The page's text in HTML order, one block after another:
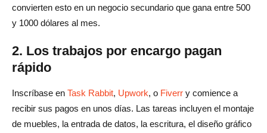
convierten esto en un negocio secundario que gana entre 500
y 1000 dólares al mes.
2. Los trabajos por encargo pagan
rápido
Inscríbase en Task Rabbit, Upwork, o Fiverr y comience a
recibir sus pagos en unos días. Las tareas incluyen el montaje
de muebles, la entrada de datos, la escritura, el diseño gráfico